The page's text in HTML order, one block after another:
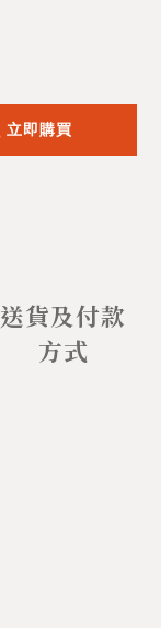
立即購買
送貨及付款
方式